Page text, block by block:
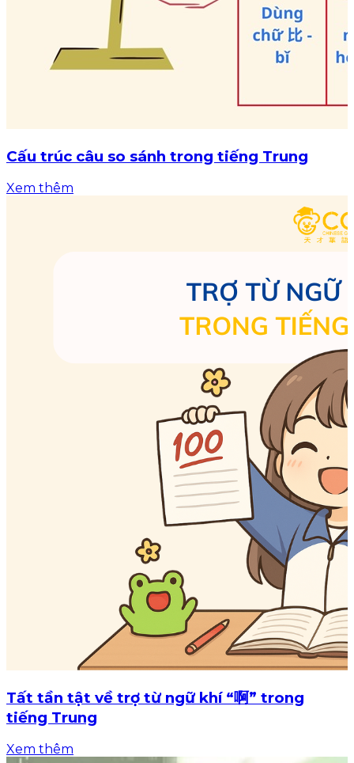
Cấu trúc câu so sánh trong tiếng Trung
Xem thêm
Tất tần tật về trợ từ ngữ khí “啊” trong
tiếng Trung
Xem thêm